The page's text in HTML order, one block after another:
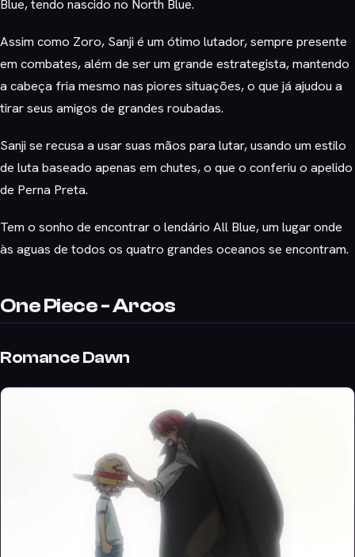
Blue, tendo nascido no North Blue.
Assim como Zoro, Sanji é um ótimo lutador, sempre presente
em combates, além de ser um grande estrategista, mantendo
a cabeça fria mesmo nas piores situações, o que já ajudou a
tirar seus amigos de grandes roubadas.
Sanji se recusa a usar suas mãos para lutar, usando um estilo
de luta baseado apenas em chutes, o que o conferiu o apelido
de Perna Preta.
Tem o sonho de encontrar o lendário All Blue, um lugar onde
às aguas de todos os quatro grandes oceanos se encontram.
One Piece - Arcos
Romance Dawn